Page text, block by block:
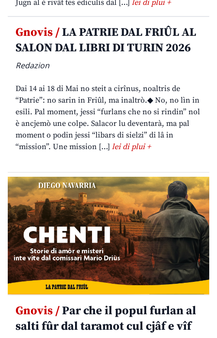
Jugn al è rivât tes ediculis dal […] lei di plui +
Gnovis /LA PATRIE DAL FRIÛL AL
SALON DAL LIBRI DI TURIN 2026
Redazion
Dai 14 ai 18 di Mai no steit a cirînus, noaltris de
“Patrie”: no sarin in Friûl, ma inaltrò.◆ No, no lìn in
esili. Pal moment, jessi “furlans che no si rindin” nol
è ancjemò une colpe. Salacor lu deventarà, ma pal
moment o podin jessi “libars di sielzi” di lâ in
“mission”. Une mission […] lei di plui +
Gnovis /Par che il popul furlan al
salti fûr dal taramot cul cjâf e vîf